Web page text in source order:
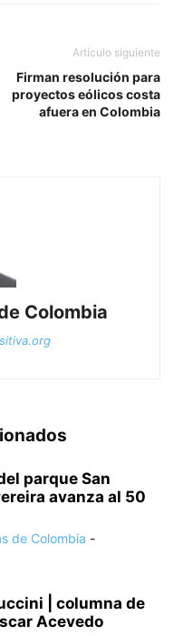
Artículo siguiente
Firman resolución para
proyectos eólicos costa
afuera en Colombia
Colombia
parque San
avanza al 50
de Colombia -
| columna de
Acevedo